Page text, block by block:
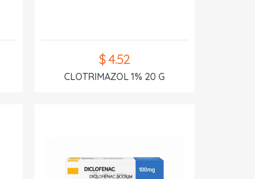
$ 4.52
CLOTRIMAZOL 1% 20 G